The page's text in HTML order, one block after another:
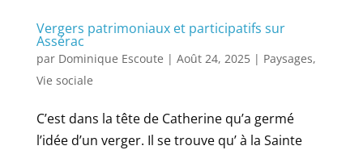
Vergers patrimoniaux et participatifs sur
Assérac
par Dominique Escoute | Août 24, 2025| Paysages,
Vie sociale
C’est dans la tête de Catherine qu’a germé
l’idée d’un verger. Il se trouve qu’ à la Sainte